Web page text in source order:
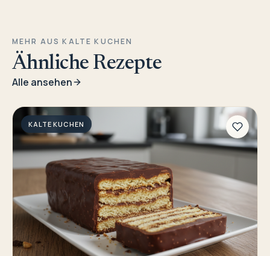
MEHR AUS KALTE KUCHEN
Ähnliche Rezepte
Alle ansehen
KALTE KUCHEN